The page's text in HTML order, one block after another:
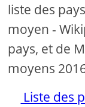
liste des
moyen -
pays, et de
moyens
Liste des